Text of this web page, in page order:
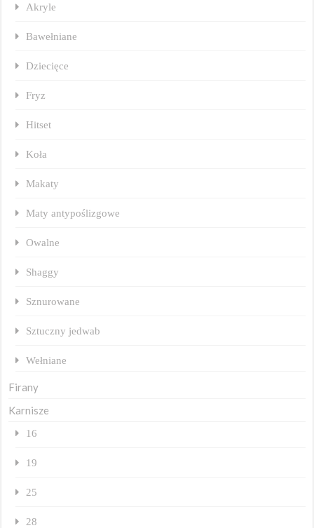
Akryle
Bawełniane
Dziecięce
Fryz
Hitset
Koła
Makaty
Maty antypoślizgowe
Owalne
Shaggy
Sznurowane
Sztuczny jedwab
Wełniane
Firany
Karnisze
16
19
25
28